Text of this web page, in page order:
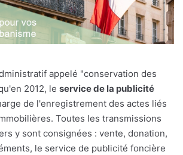
appelé "conservation des
2012, le service de la publicité
de l'enregistrement des actes liés
Toutes les transmissions
y sont consignées : vente, donation,
le service de publicité foncière